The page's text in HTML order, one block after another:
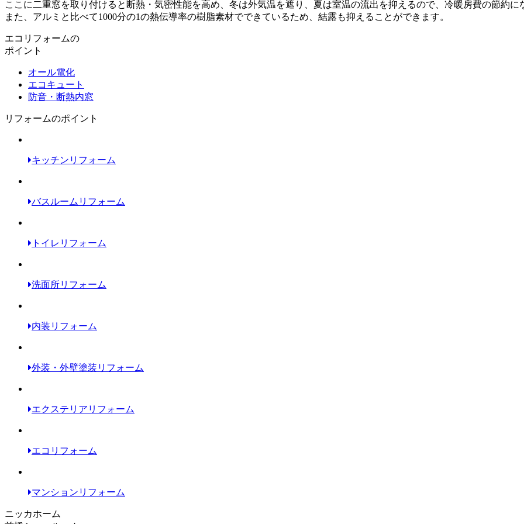
ここに二重窓を取り付けると断熱・気密性能を高め、冬は外気温を遮り、夏は室温の流出を抑えるので、冷暖房費の節約に
また、アルミと比べて1000分の1の熱伝導率の樹脂素材でできているため、結露も抑えることができます。
エコリフォームの
ポイント
オール電化
エコキュート
防音・断熱内窓
リフォームのポイント
キッチンリフォーム
バスルームリフォーム
トイレリフォーム
洗面所リフォーム
内装リフォーム
外装・外壁塗装リフォーム
エクステリアリフォーム
エコリフォーム
マンションリフォーム
ニッカホーム